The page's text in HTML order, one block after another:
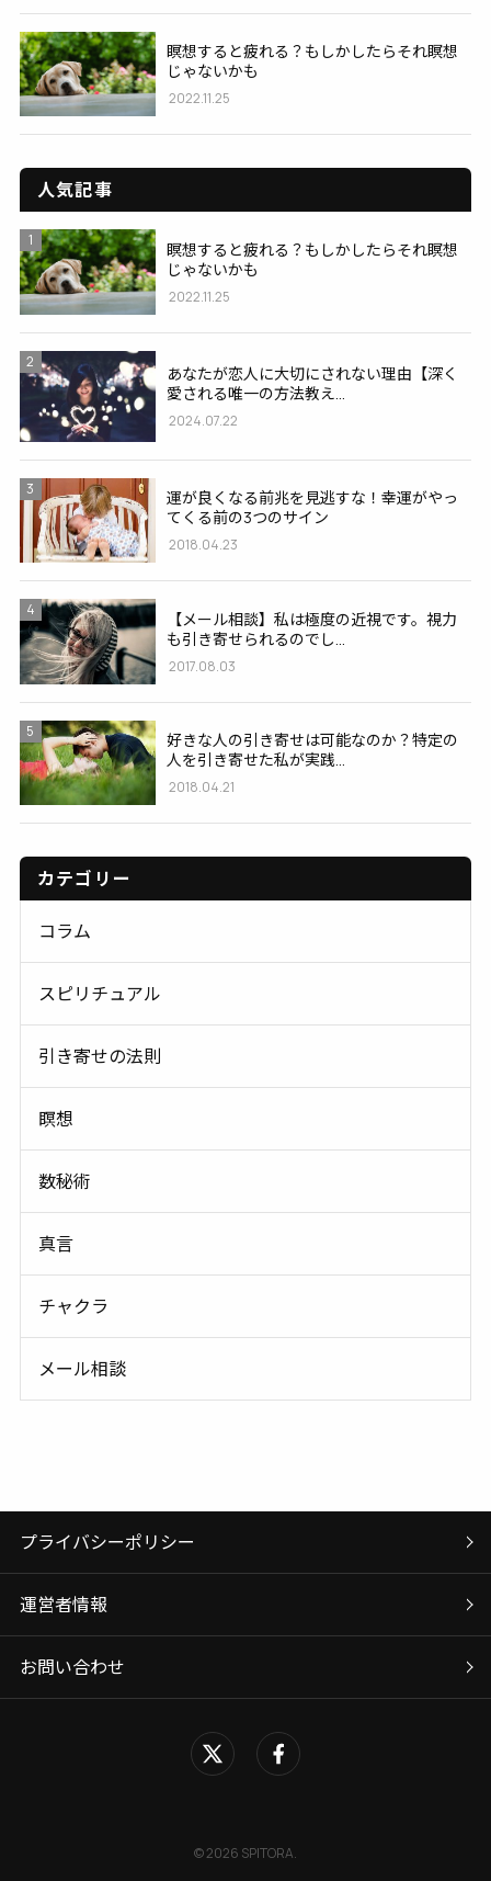
瞑想すると疲れる？もしかしたらそれ瞑想
じゃないかも
2022.11.25
人気記事
1
瞑想すると疲れる？もしかしたらそれ瞑想
じゃないかも
2022.11.25
2
あなたが恋人に大切にされない理由【深く
愛される唯一の方法教え...
2024.07.22
3
運が良くなる前兆を見逃すな！幸運がやっ
てくる前の3つのサイン
2018.04.23
4
【メール相談】私は極度の近視です。視力
も引き寄せられるのでし...
2017.08.03
5
好きな人の引き寄せは可能なのか？特定の
人を引き寄せた私が実践...
2018.04.21
カテゴリー
コラム
スピリチュアル
引き寄せの法則
瞑想
数秘術
真言
チャクラ
メール相談
プライバシーポリシー
運営者情報
お問い合わせ
©2026 SPITORA.